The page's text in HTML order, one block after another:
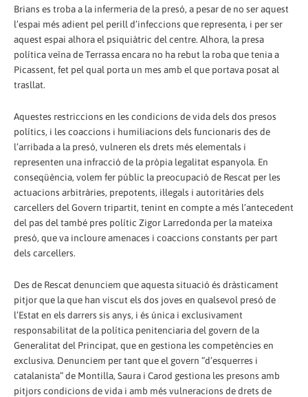
Brians es troba a la infermeria de la presó, a pesar de no ser aquest
l’espai més adient pel perill d’infeccions que representa, i per ser
aquest espai alhora el psiquiàtric del centre. Alhora, la presa
política veïna de Terrassa encara no ha rebut la roba que tenia a
Picassent, fet pel qual porta un mes amb el que portava posat al
trasllat.
Aquestes restriccions en les condicions de vida dels dos presos
polítics, i les coaccions i humiliacions dels funcionaris des de
l’arribada a la presó, vulneren els drets més elementals i
representen una infracció de la pròpia legalitat espanyola. En
conseqüència, volem fer públic la preocupació de Rescat per les
actuacions arbitràries, prepotents, il·legals i autoritàries dels
carcellers del Govern tripartit, tenint en compte a més l’antecedent
del pas del també pres polític Zigor Larredonda per la mateixa
presó, que va incloure amenaces i coaccions constants per part
dels carcellers.
Des de Rescat denunciem que aquesta situació és dràsticament
pitjor que la que han viscut els dos joves en qualsevol presó de
l’Estat en els darrers sis anys, i és única i exclusivament
responsabilitat de la política penitenciaria del govern de la
Generalitat del Principat, que en gestiona les competències en
exclusiva. Denunciem per tant que el govern “d’esquerres i
catalanista” de Montilla, Saura i Carod gestiona les presons amb
pitjors condicions de vida i amb més vulneracions de drets de